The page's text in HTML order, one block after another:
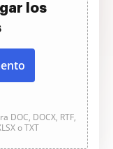
los
DOC, DOCX, RTF,
o TXT